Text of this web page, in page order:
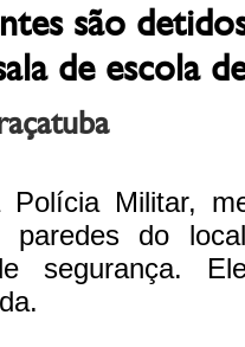
são
de escola
Militar,
paredes do
segurança.